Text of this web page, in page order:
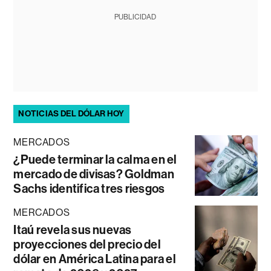
PUBLICIDAD
NOTICIAS DEL DÓLAR HOY
MERCADOS
¿Puede terminar la calma en el
mercado de divisas? Goldman
Sachs identifica tres riesgos
MERCADOS
Itaú revela sus nuevas
proyecciones del precio del
dólar en América Latina para el